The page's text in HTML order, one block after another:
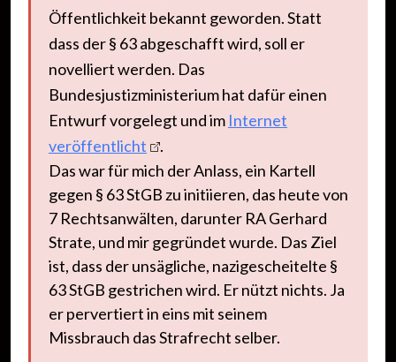
Öffentlichkeit bekannt geworden. Statt
dass der § 63 abgeschafft wird, soll er
novelliert werden. Das
Bundesjustizministerium hat dafür einen
Entwurf vorgelegt und im Internet
veröffentlicht
.
Das war für mich der Anlass, ein Kartell
gegen § 63 StGB zu initiieren, das heute von
7 Rechtsanwälten, darunter RA Gerhard
Strate, und mir gegründet wurde. Das Ziel
ist, dass der unsägliche, nazigescheitelte §
63 StGB gestrichen wird. Er nützt nichts. Ja
er pervertiert in eins mit seinem
Missbrauch das Strafrecht selber.